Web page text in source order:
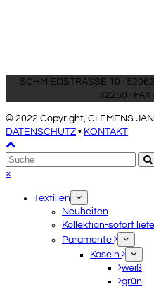
SCHMIEDSTRASSE 10 ·
32250 ·
© 2022 Copyright, CLEMENS
DATENSCHUTZ • KONTAKT
An
den
Suche
×
menuTextilien
Neuheiten
Kollektion-sofort
Paramente
Kaseln
weiß
grün